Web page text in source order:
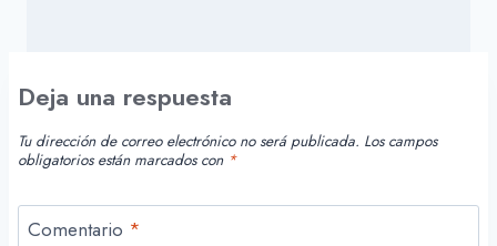
Deja una respuesta
Tu dirección de correo electrónico no será publicada. Los campos
obligatorios están marcados con *
Comentario *